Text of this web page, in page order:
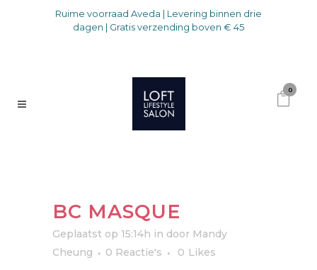
Ruime voorraad Aveda | Levering binnen drie
dagen | Gratis verzending boven € 45
0
BC MASQUE
Geplaatst op 15:14h in door Mandy
Cheung
0 Reactie's 0 Likes